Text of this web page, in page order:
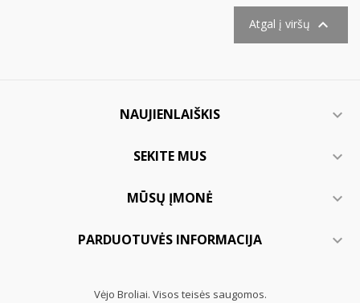
Atgal į viršų 
NAUJIENLAIŠKIS 
SEKITE MUS 
MŪSŲ ĮMONĖ 
PARDUOTUVĖS INFORMACIJA 
Vėjo Broliai. Visos teisės saugomos.